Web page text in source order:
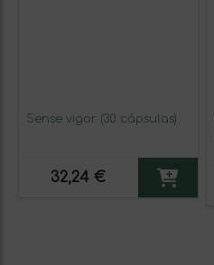
Sense vigor (30 cápsulas)
32,24 €